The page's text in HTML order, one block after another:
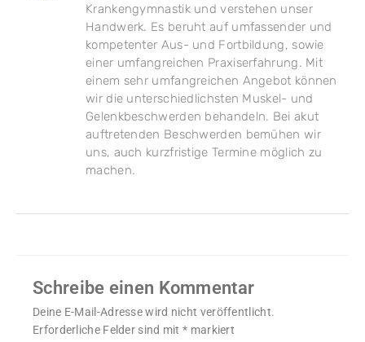
Krankengymnastik und verstehen unser
Handwerk. Es beruht auf umfassender und
kompetenter Aus- und Fortbildung, sowie
einer umfangreichen Praxiserfahrung. Mit
einem sehr umfangreichen Angebot können
wir die unterschiedlichsten Muskel- und
Gelenkbeschwerden behandeln. Bei akut
auftretenden Beschwerden bemühen wir
uns, auch kurzfristige Termine möglich zu
machen.
Schreibe einen Kommentar
Deine E-Mail-Adresse wird nicht veröffentlicht.
Erforderliche Felder sind mit* markiert